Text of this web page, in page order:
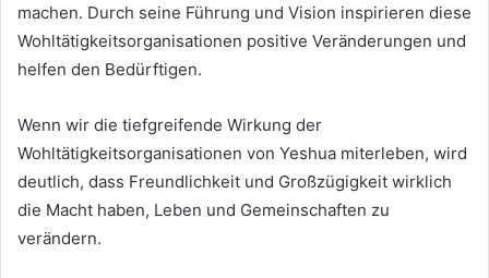
machen. Durch seine Führung und Vision inspirieren diese
Wohltätigkeitsorganisationen positive Veränderungen und
helfen den Bedürftigen.
Wenn wir die tiefgreifende Wirkung der
Wohltätigkeitsorganisationen von Yeshua miterleben, wird
deutlich, dass Freundlichkeit und Großzügigkeit wirklich
die Macht haben, Leben und Gemeinschaften zu
verändern.